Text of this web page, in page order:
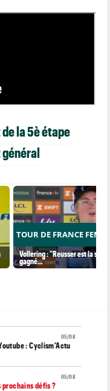
la 5è étape
général
TOUR DE FRANCE
Vollering : "Reusser est la
gagné..."
05/08
: Cyclism'Actu
05/08
prochains défis ?